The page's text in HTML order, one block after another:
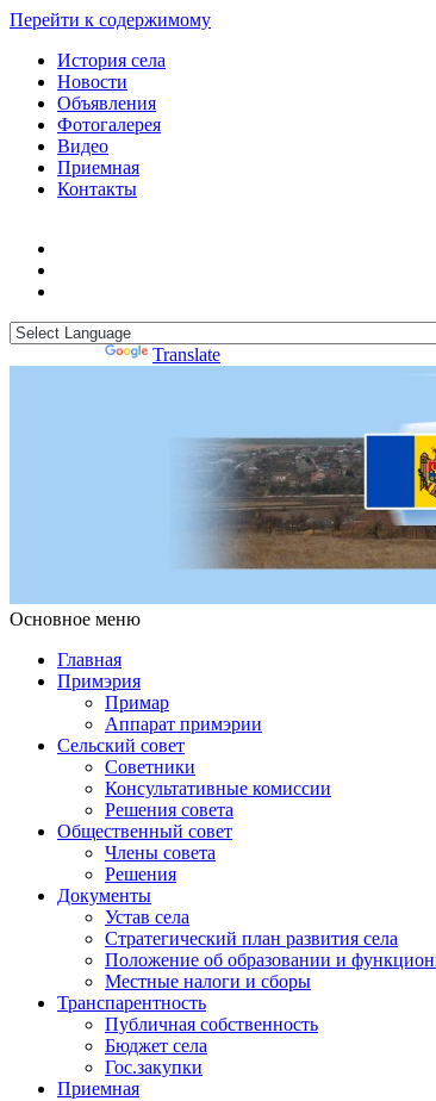
Перейти к содержимому
История села
Новости
Объявления
Фотогалерея
Видео
Приемная
Контакты
Translate
Основное меню
Примэрия Чишмикиой
Главная
Примэрия
Примар
Аппарат примэрии
Сельский совет
Советники
Консультативные комиссии
Решения совета
Общественный совет
Члены совета
Решения
Документы
Устав села
Стратегический план развития села
Положение об образовании и
Местные налоги и сборы
Транспарентность
Публичная собственность
Бюджет села
Гос.закупки
Приемная